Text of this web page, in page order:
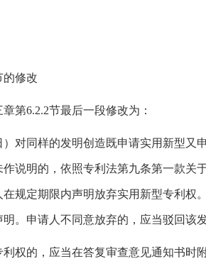
的修改
第6.2.2节最后一段修改为：
对同样的发明创造既申请实用新型
说明的，依照专利法第九条第一款
规定期限内声明放弃实用新型专利
。申请人不同意放弃的，应当驳回该
权的，应当在答复审查意见通知书